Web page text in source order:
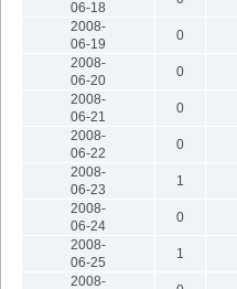
06-18
2008-
06-19
0
2008-
06-20
0
2008-
06-21
0
2008-
06-22
0
2008-
06-23
1
2008-
06-24
0
2008-
06-25
1
2008-